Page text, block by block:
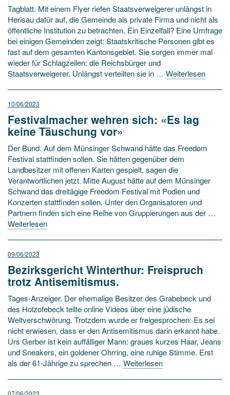
Tagblatt. Mit einem Flyer riefen Staatsverweigerer unlängst in
Herisau dafür auf, die Gemeinde als private Firma und nicht als
öffentliche Institution zu betrachten. Ein Einzelfall? Eine Umfrage
bei einigen Gemeinden zeigt: Staatskritische Personen gibt es
fast auf dem gesamten Kantonsgebiet. Sie sorgen immer mal
wieder für Schlagzeilen: die Reichsbürger und
Staatsverweigerer. Unlängst verteilten sie in … Weiterlesen
10/06/2023
Festivalmacher wehren sich: «Es lag
keine Täuschung vor»
Der Bund. Auf dem Münsinger Schwand hätte das Freedom
Festival stattfinden sollen. Sie hätten gegenüber dem
Landbesitzer mit offenen Karten gespielt, sagen die
Verantwortlichen jetzt. Mitte August hätte auf dem Münsinger
Schwand das dreitägige Freedom Festival mit Podien und
Konzerten stattfinden sollen. Unter den Organisatoren und
Partnern finden sich eine Reihe von Gruppierungen aus der …
Weiterlesen
09/06/2023
Bezirksgericht Winterthur: Freispruch
trotz Antisemitismus.
Tages-Anzeiger. Der ehemalige Besitzer des Grabebeck und
des Holzofebeck teilte online Videos über eine jüdische
Weltverschwörung. Trotzdem wurde er freigesprochen: Es sei
nicht erwiesen, dass er den Antisemitismus darin erkannt habe.
Urs Gerber ist kein auffälliger Mann: graues kurzes Haar, Jeans
und Sneakers, ein goldener Ohrring, eine ruhige Stimme. Erst
als der 61-Jährige zu sprechen … Weiterlesen
07/06/2023